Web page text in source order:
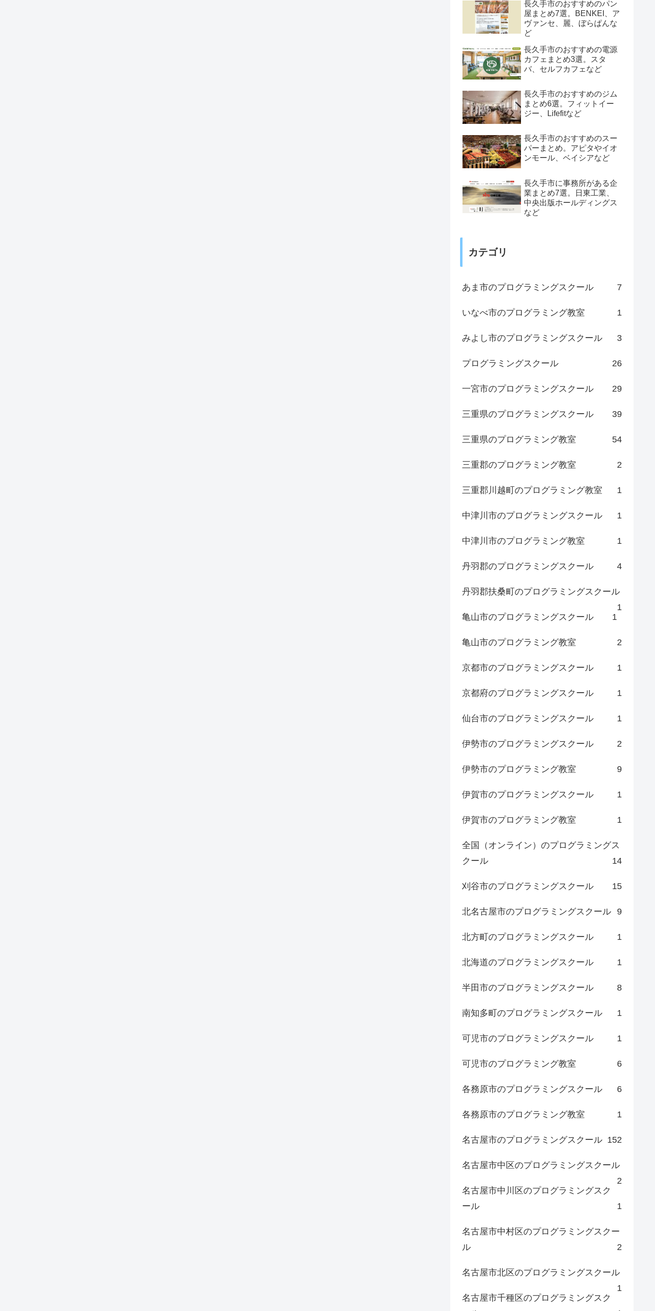
長久手市のおすすめのパン
屋まとめ7選。BENKEI、ア
ヴァンセ、麗、ぼらぱんな
ど
長久手市のおすすめの電源
カフェまとめ3選。スタ
バ、セルフカフェなど
長久手市のおすすめのジム
まとめ6選。フィットイー
ジー、Lifefitなど
長久手市のおすすめのスー
パーまとめ。アピタやイオ
ンモール、ベイシアなど
長久手市に事務所がある企
業まとめ7選。日東工業、
中央出版ホールディングス
など
カテゴリ
あま市のプログラミングスクール 7
いなべ市のプログラミング教室 1
みよし市のプログラミングスクール 3
プログラミングスクール 26
一宮市のプログラミングスクール 29
三重県のプログラミングスクール 39
三重県のプログラミング教室 54
三重郡のプログラミング教室 2
三重郡川越町のプログラミング教室 1
中津川市のプログラミングスクール 1
中津川市のプログラミング教室 1
丹羽郡のプログラミングスクール 4
丹羽郡扶桑町のプログラミングスクール
1
亀山市のプログラミングスクール
1
亀山市のプログラミング教室 2
京都市のプログラミングスクール 1
京都府のプログラミングスクール 1
仙台市のプログラミングスクール 1
伊勢市のプログラミングスクール 2
伊勢市のプログラミング教室 9
伊賀市のプログラミングスクール 1
伊賀市のプログラミング教室 1
全国（オンライン）のプログラミングス
クール
14
刈谷市のプログラミングスクール 15
北名古屋市のプログラミングスクール 9
北方町のプログラミングスクール 1
北海道のプログラミングスクール 1
半田市のプログラミングスクール 8
南知多町のプログラミングスクール 1
可児市のプログラミングスクール 1
可児市のプログラミング教室 6
各務原市のプログラミングスクール 6
各務原市のプログラミング教室 1
名古屋市のプログラミングスクール 152
名古屋市中区のプログラミングスクール
2
名古屋市中川区のプログラミングスク
ール
1
名古屋市中村区のプログラミングスクー
ル
2
名古屋市北区のプログラミングスクール
1
名古屋市千種区のプログラミングスク